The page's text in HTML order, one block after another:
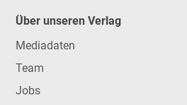
Über unseren Verlag
Mediadaten
Team
Jobs